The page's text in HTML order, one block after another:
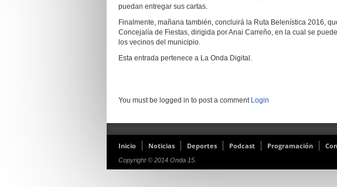
puedan entregar sus cartas.
Finalmente, mañana también, concluirá la Ruta Belenística 2016,
Concejalía de Fiestas, dirigida por Anai Carreño, en la cual se
los vecinos del municipio.
Esta entrada pertenece a La Onda Digital.
You must be logged in to post a comment Login
Inicio Noticias Deportes Podcast Programación
Copyright © 2014 Onda 15.